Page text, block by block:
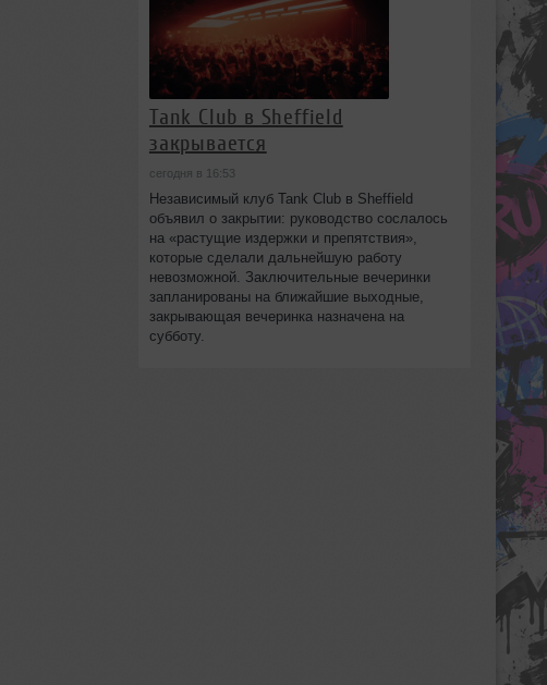
Tank Club в Sheffield
закрывается
сегодня в 16:53
Независимый клуб Tank Club в Sheffield
объявил о закрытии: руководство сослалось
на «растущие издержки и препятствия»,
которые сделали дальнейшую работу
невозможной. Заключительные вечеринки
запланированы на ближайшие выходные,
закрывающая вечеринка назначена на
субботу.